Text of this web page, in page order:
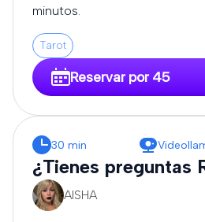
minutos.
Tarot
Reservar por 45
30 min
¿Tienes preguntas
AISHA